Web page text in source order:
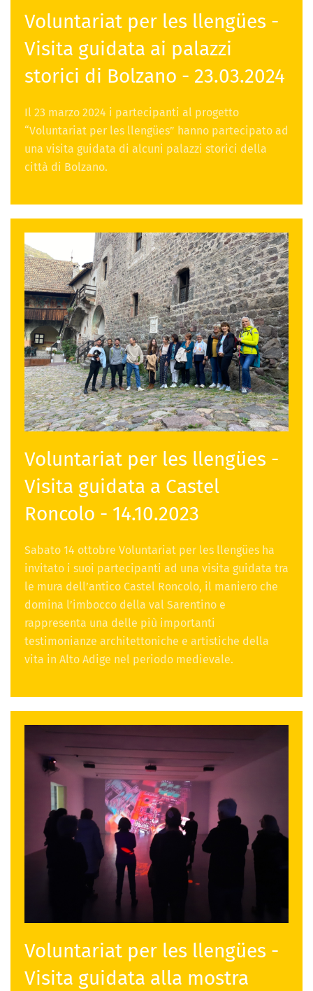
Voluntariat per les llengües -
Visita guidata ai palazzi
storici di Bolzano - 23.03.2024
Il 23 marzo 2024 i partecipanti al progetto
“Voluntariat per les llengües” hanno partecipato ad
una visita guidata di alcuni palazzi storici della
città di Bolzano.
Voluntariat per les llengües -
Visita guidata a Castel
Roncolo - 14.10.2023
Sabato 14 ottobre Voluntariat per les llengües ha
invitato i suoi partecipanti ad una visita guidata tra
le mura dell’antico Castel Roncolo, il maniero che
domina l’imbocco della val Sarentino e
rappresenta una delle più importanti
testimonianze architettoniche e artistiche della
vita in Alto Adige nel periodo medievale.
Voluntariat per les llengües -
Visita guidata alla mostra